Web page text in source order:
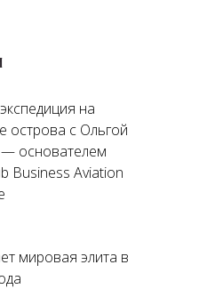
на
острова с Ольгой
основателем
Business Aviation
мировая элита в